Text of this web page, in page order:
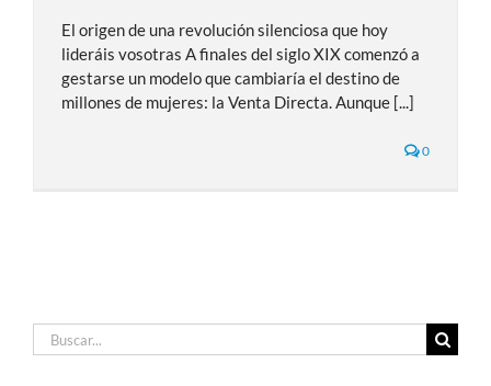
El origen de una revolución silenciosa que hoy
lideráis vosotras A finales del siglo XIX comenzó a
gestarse un modelo que cambiaría el destino de
millones de mujeres: la Venta Directa. Aunque [...]
0
Buscar: